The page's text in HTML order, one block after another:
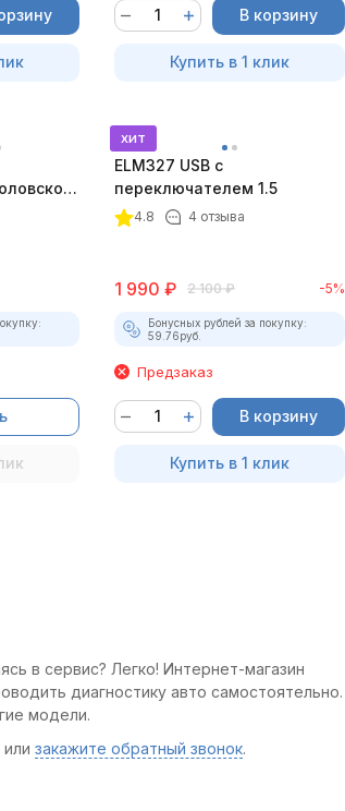
В корзину
Купить в 1 клик
хит
ELM327 USB с
переключателем 1.5
4.8 4 отзыва
1 990 ₽ 2 100 ₽ -5%
Бонусных рублей за покупку:
59.76руб.
Предзаказ
В корзину
Купить в 1 клик
в сервис? Легко! Интернет-магазин
диагностику авто самостоятельно.
модели.
закажите обратный звонок.